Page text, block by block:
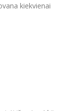
kiekvienai